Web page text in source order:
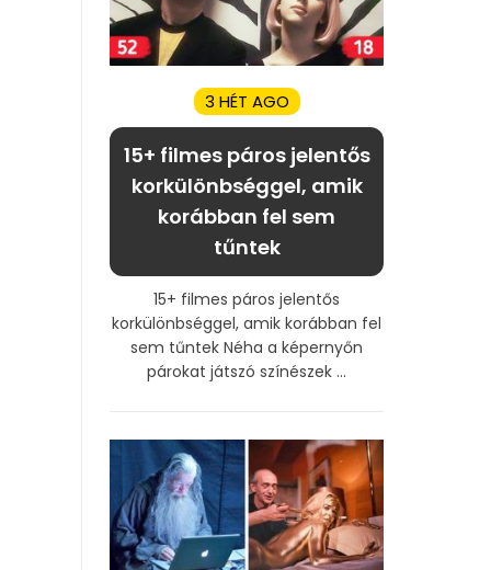
3 HÉT AGO
15+ filmes páros jelentős
korkülönbséggel, amik
korábban fel sem
tűntek
15+ filmes páros jelentős
korkülönbséggel, amik korábban fel
sem tűntek Néha a képernyőn
párokat játszó színészek ...